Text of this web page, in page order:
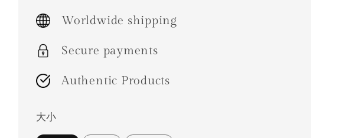
price
Worldwide shipping
Secure payments
Authentic Products
大小